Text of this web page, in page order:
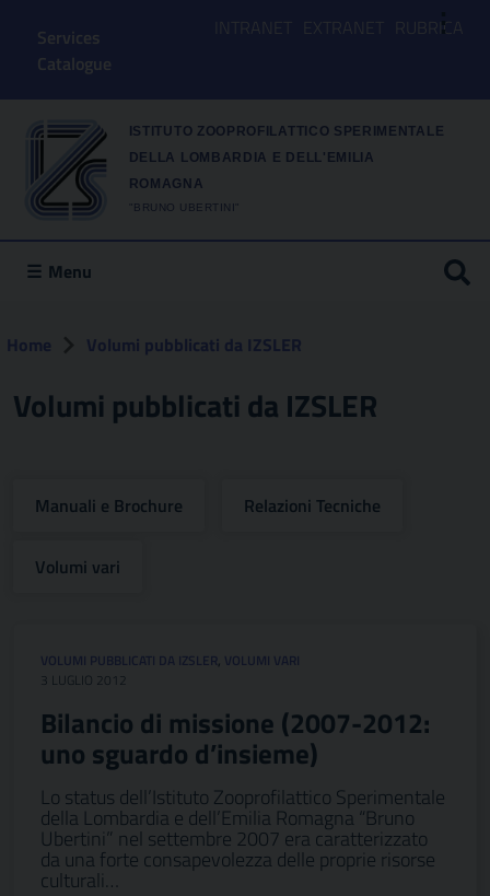
⋮
Services
Catalogue
INTRANET EXTRANET RUBRICA
ISTITUTO ZOOPROFILATTICO SPERIMENTALE
DELLA LOMBARDIA E DELL'EMILIA
ROMAGNA
"BRUNO UBERTINI"
Menu
Home Volumi pubblicati da IZSLER
Volumi pubblicati da IZSLER
Manuali e Brochure Relazioni Tecniche
Volumi vari
VOLUMI PUBBLICATI DA IZSLER, VOLUMI VARI
3 LUGLIO 2012
Bilancio di missione (2007-2012:
uno sguardo d’insieme)
Lo status dell’Istituto Zooprofilattico Sperimentale
della Lombardia e dell’Emilia Romagna “Bruno
Ubertini” nel settembre 2007 era caratterizzato
da una forte consapevolezza delle proprie risorse
culturali…